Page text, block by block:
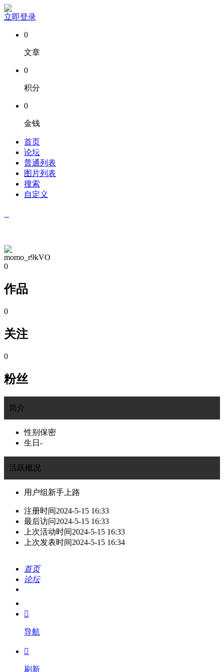
立即登录
0
文章
0
积分
0
金钱
首页
论坛
普通列表
图片列表
搜索
自定义
momo_r9kVO
0
作品
0
关注
0
粉丝
简介
性别 保密
生日 -
活跃概况
用户组 新手上路
注册时间2024-5-15 16:33
最后访问2024-5-15 16:33
上次活动时间2024-5-15 16:33
上次发表时间2024-5-15 16:34
首页
论坛
我的

导航

刷新